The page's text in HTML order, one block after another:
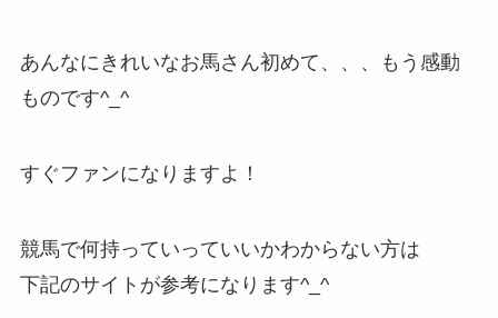
あんなにきれいなお馬さん初めて、、、もう感動
ものです^_^
すぐファンになりますよ！
競馬で何持っていっていいかわからない方は
下記のサイトが参考になります^_^